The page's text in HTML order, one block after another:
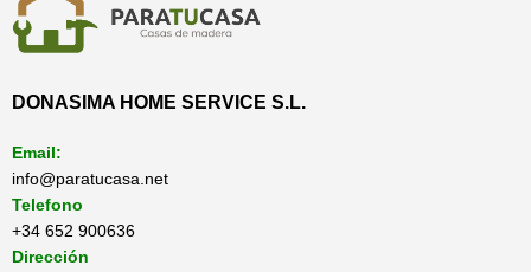
DONASIMA HOME SERVICE S.L.
Email:
info@paratucasa.net
Telefono
+34 652 900636
Dirección